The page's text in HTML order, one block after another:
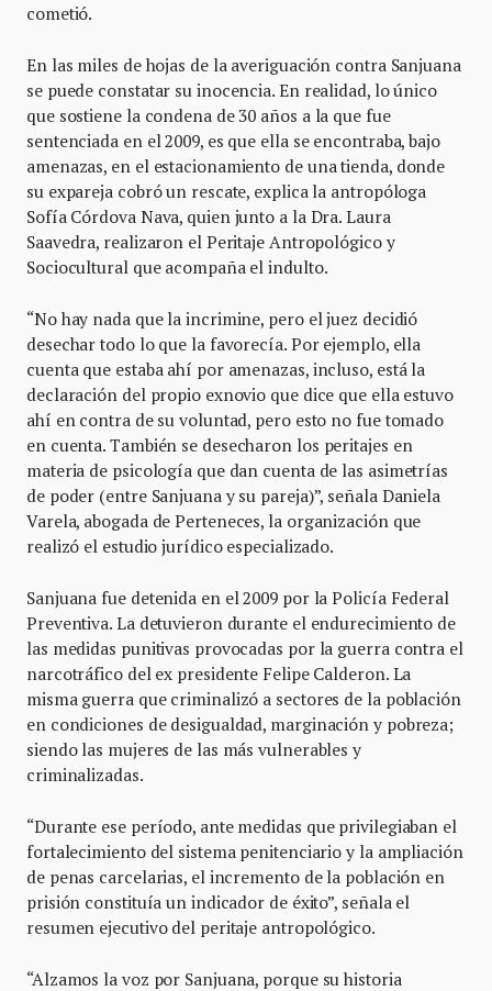
cometió.
En las miles de hojas de la averiguación contra Sanjuana
se puede constatar su inocencia. En realidad, lo único
que sostiene la condena de 30 años a la que fue
sentenciada en el 2009, es que ella se encontraba, bajo
amenazas, en el estacionamiento de una tienda, donde
su expareja cobró un rescate, explica la antropóloga
Sofía Córdova Nava, quien junto a la Dra. Laura
Saavedra, realizaron el Peritaje Antropológico y
Sociocultural que acompaña el indulto.
“No hay nada que la incrimine, pero el juez decidió
desechar todo lo que la favorecía. Por ejemplo, ella
cuenta que estaba ahí por amenazas, incluso, está la
declaración del propio exnovio que dice que ella estuvo
ahí en contra de su voluntad, pero esto no fue tomado
en cuenta. También se desecharon los peritajes en
materia de psicología que dan cuenta de las asimetrías
de poder (entre Sanjuana y su pareja)”, señala Daniela
Varela, abogada de Perteneces, la organización que
realizó el estudio jurídico especializado.
Sanjuana fue detenida en el 2009 por la Policía Federal
Preventiva. La detuvieron durante el endurecimiento de
las medidas punitivas provocadas por la guerra contra el
narcotráfico del ex presidente Felipe Calderon. La
misma guerra que criminalizó a sectores de la población
en condiciones de desigualdad, marginación y pobreza;
siendo las mujeres de las más vulnerables y
criminalizadas.
“Durante ese período, ante medidas que privilegiaban el
fortalecimiento del sistema penitenciario y la ampliación
de penas carcelarias, el incremento de la población en
prisión constituía un indicador de éxito”, señala el
resumen ejecutivo del peritaje antropológico.
“Alzamos la voz por Sanjuana, porque su historia